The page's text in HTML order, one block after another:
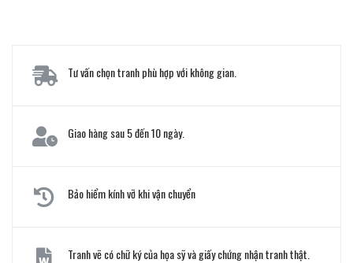
Tư vấn chọn tranh phù hợp với không gian.
Giao hàng sau 5 đến 10 ngày.
Bảo hiểm kính vỡ khi vận chuyển
Tranh vẽ có chữ ký của họa sỹ và giấy chứng nhận tranh thật.